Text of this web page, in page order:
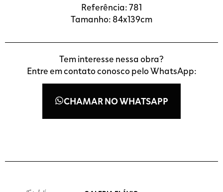
Referência: 781
Tamanho: 84x139cm
Tem interesse nessa obra?
Entre em contato conosco pelo WhatsApp:
CHAMAR NO WHATSAPP